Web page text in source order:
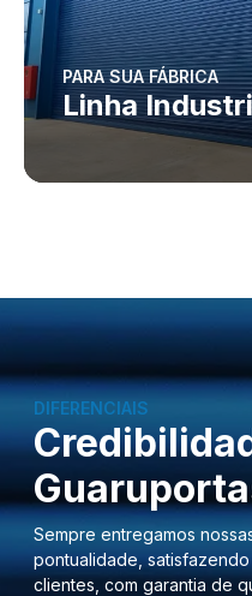
PARA SUA FÁBRICA
Linha
DIFERENCIAIS
Sempre entregamos
pontualidade,
clientes, com garantia de